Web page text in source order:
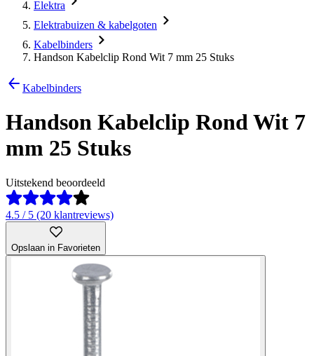
Elektra
Elektrabuizen & kabelgoten
Kabelbinders
Handson Kabelclip Rond Wit 7 mm 25 Stuks
Kabelbinders
Handson Kabelclip Rond Wit 7
mm 25 Stuks
Uitstekend beoordeeld
4.5 / 5 (20 klantreviews)
Opslaan in Favorieten